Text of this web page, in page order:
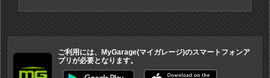
ご利用には、MyGarage(マイガレージ)のスマートフォンア
プリが必要となります。